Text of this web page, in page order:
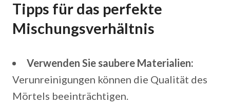
Tipps für das perfekte
Mischungsverhältnis
Verwenden Sie saubere Materialien:
Verunreinigungen können die Qualität des
Mörtels beeinträchtigen.